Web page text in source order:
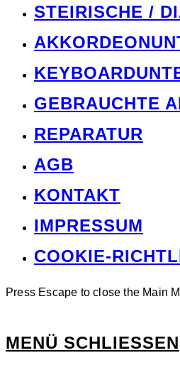
STEIRISCHE /
GEBRAUCHTE
REPARATUR
AGB
KONTAKT
IMPRESSUM
COOKIE-
Press Escape to close the Main
MENÜ SCHLIESSEN